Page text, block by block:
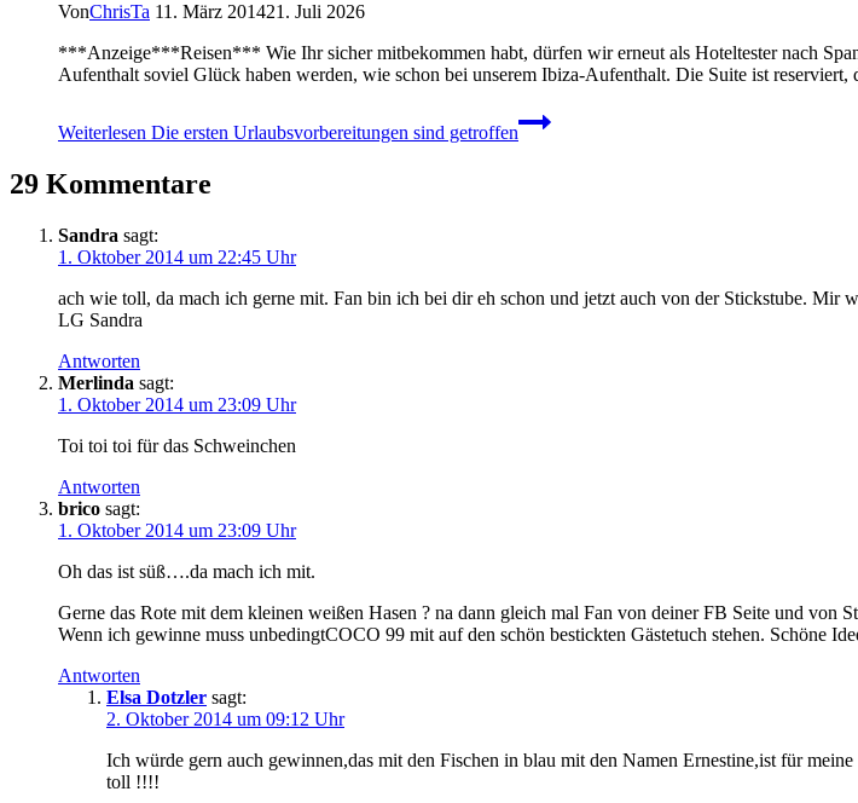
VonChrisTa 11. März 201421. Juli 2026
***Anzeige***Reisen*** Wie Ihr sicher mitbekommen habt, dürfen wir erneut als Hoteltester nach
Aufenthalt soviel Glück haben werden, wie schon bei unserem Ibiza-Aufenthalt. Die Suite ist
Weiterlesen Die ersten Urlaubsvorbereitungen sind getroffen
29 Kommentare
Sandra sagt:
1. Oktober 2014 um 22:45 Uhr
ach wie toll, da mach ich gerne mit. Fan bin ich bei dir eh schon und jetzt auch von der Stickstube.
LG Sandra
Antworten
Merlinda sagt:
1. Oktober 2014 um 23:09 Uhr
Toi toi toi für das Schweinchen
Antworten
brico sagt:
1. Oktober 2014 um 23:09 Uhr
Oh das ist süß….da mach ich mit.
Gerne das Rote mit dem kleinen weißen Hasen ? na dann gleich mal Fan von deiner FB Seite und von
Wenn ich gewinne muss unbedingtCOCO 99 mit auf den schön bestickten Gästetuch stehen. Schöne
Antworten
Elsa Dotzler sagt:
2. Oktober 2014 um 09:12 Uhr
Ich würde gern auch gewinnen,das mit den Fischen in blau mit den Namen Ernestine,ist für
toll !!!!